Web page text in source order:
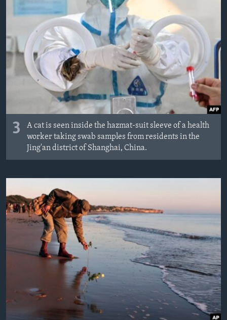
3
A cat is seen inside the hazmat-suit sleeve of a health
worker taking swab samples from residents in the
Jing'an district of Shanghai, China.